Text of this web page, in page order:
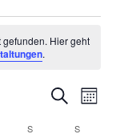
Hier geht
.
Suche
Monat
S S